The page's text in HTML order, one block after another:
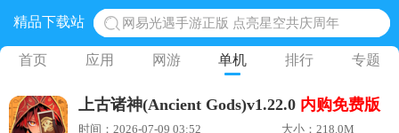
精品下载站
网易光遇手游正版 点亮星空共庆周年
黎明觉醒生机腾讯正版 黎明觉醒生机国际服
蛋仔派对下载 蛋仔派对体验服
奥特曼王者传奇 正版奥特曼游戏
首页 应用 网游 单机 排行 专题
上古诸神(Ancient Gods)v1.22.0 内购免费版
时间：2026-07-09 03:52
大小：218.0M